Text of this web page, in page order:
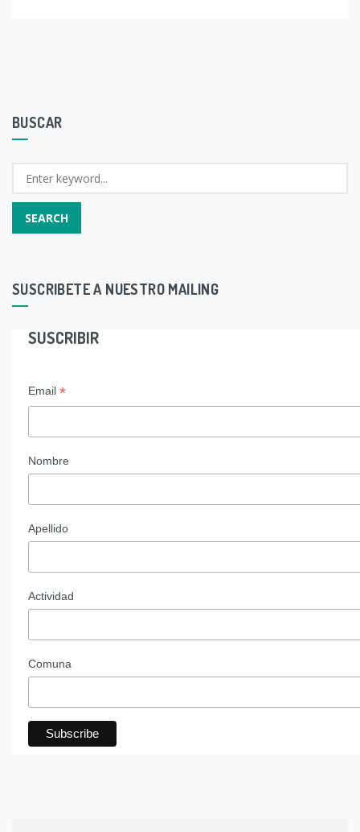
BUSCAR
SUSCRIBETE A NUESTRO MAILING
SUSCRIBIR
Email *
Nombre
Apellido
Actividad
Comuna